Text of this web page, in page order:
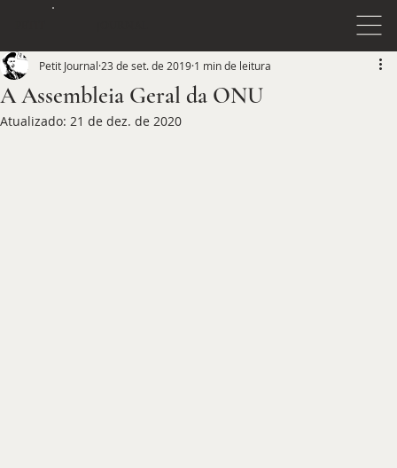
A Assembleia Geral da ONU
Petit Journal 23 de set. de 2019 1 min de leitura
Atualizado: 21 de dez. de 2020